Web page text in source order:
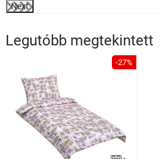
Next
Legutóbb megtekintett
-27%